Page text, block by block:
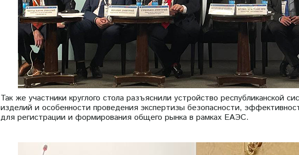
Так же участники круглого стола разъяснили устройство республиканской
изделий и особенности проведения экспертизы безопасности,
для регистрации и формирования общего рынка в рамках ЕАЭС.